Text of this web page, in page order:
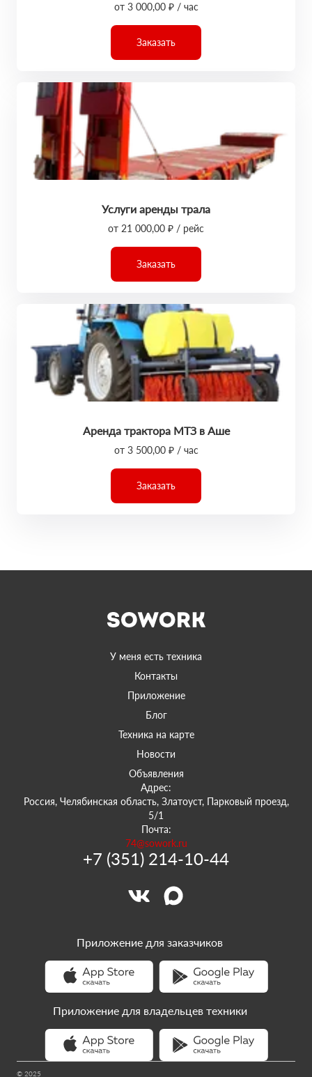
от 3 000,00 ₽ / час
Заказать
Услуги аренды трала
от 21 000,00 ₽ / рейс
Заказать
Аренда трактора МТЗ в Аше
от 3 500,00 ₽ / час
Заказать
У меня есть техника
Контакты
Приложение
Блог
Техника на карте
Новости
Объявления
Адрес:
Россия, Челябинская область, Златоуст, Парковый проезд,
5/1
Почта:
74@sowork.ru
+7 (351) 214-10-44
© 2025
Приложение для заказчиков
Приложение для владельцев техники